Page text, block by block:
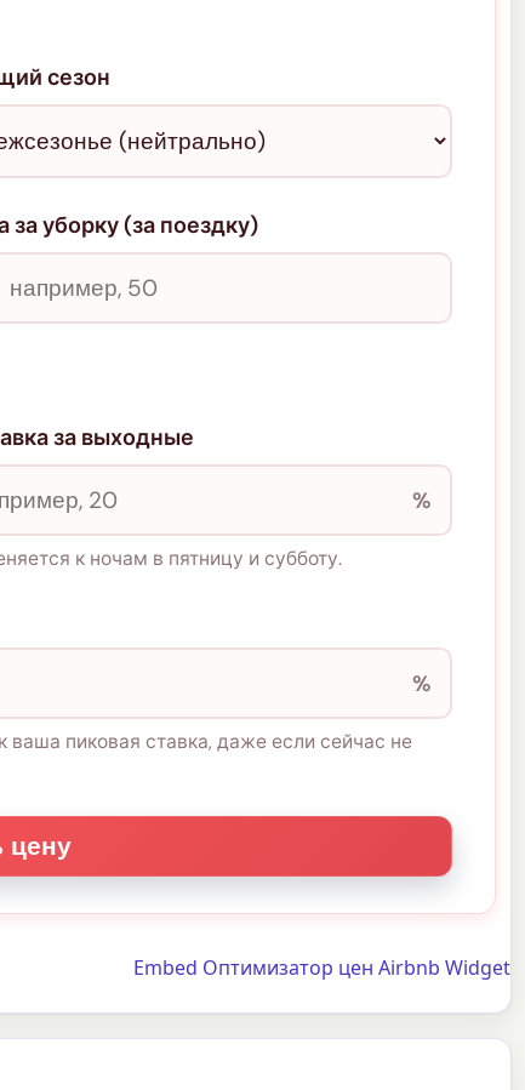
сезон
за уборку (за поездку)
за выходные
%
к ночам в пятницу и субботу.
%
пиковая ставка, даже если сейчас не
Embed Оптимизатор цен Airbnb Widget